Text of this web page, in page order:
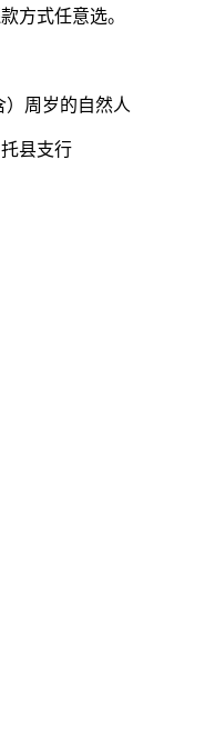
方式任意选。
周岁的自然人
县支行